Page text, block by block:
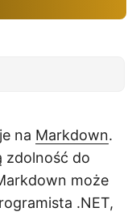
na Markdown.
zdolność do
może
.NET,